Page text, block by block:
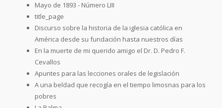
Mayo de 1893 - Número LIII
title_page
Discurso sobre la historia de la iglesia católica en
América desde su fundación hasta nuestros días
En la muerte de mi querido amigo el Dr. D. Pedro F.
Cevallos
Apuntes para las lecciones orales de legislación
A una beldad que recogía en el tiempo limosnas para los
pobres